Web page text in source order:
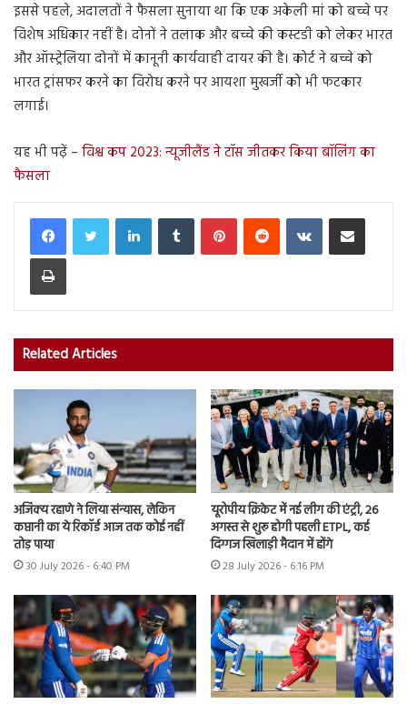
इससे पहले, अदालतों ने फैसला सुनाया था कि एक अकेली मां को बच्चे पर
विशेष अधिकार नहीं है। दोनों ने तलाक और बच्चे की कस्टडी को लेकर भारत
और ऑस्ट्रेलिया दोनों में कानूनी कार्यवाही दायर की है। कोर्ट ने बच्चे को
भारत ट्रांसफर करने का विरोध करने पर आयशा मुखर्जी को भी फटकार
लगाई।
यह भी पढ़ें – विश्व कप 2023: न्यूजीलैंड ने टॉस जीतकर किया बॉलिंग का
फैसला
LinkedInTumblr PinterestReddit VKontakteShare via Email
Print
Related Articles
अजिंक्य रहाणे ने लिया संन्यास, लेकिन
कप्तानी का ये रिकॉर्ड आज तक कोई नहीं
तोड़ पाया
30 July 2026 - 6:40 PM
यूरोपीय क्रिकेट में नई लीग की एंट्री, 26
अगस्त से शुरू होगी पहली ETPL, कई
दिग्गज खिलाड़ी मैदान में होंगे
28 July 2026 - 6:16 PM